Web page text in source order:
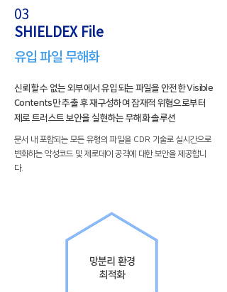
03
SHIELDEX File
​유입 파일 무해화
신뢰할 수 없는 외부에서 유입되는 파일을 안전한 Visible
Contents만 추출 후 재구성하여 잠재적 위협으로부터
제로 트러스트 보안을 실현하는 무해화 솔루션
문서 내 포함되는 모든 유형의 파일을 CDR 기술로 실시간으로
변화하는 악성코드 및 제로데이 공격에 대한 보안을 제공합니
다.
망분리 환경
​최적화